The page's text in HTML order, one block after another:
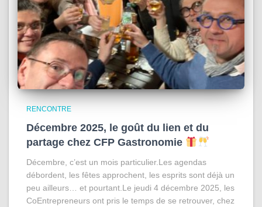
RENCONTRE
Décembre 2025, le goût du lien et du
partage chez CFP Gastronomie
Décembre, c’est un mois particulier.Les agendas
débordent, les fêtes approchent, les esprits sont déjà un
peu ailleurs… et pourtant.Le jeudi 4 décembre 2025, les
CoEntrepreneurs ont pris le temps de se retrouver, chez